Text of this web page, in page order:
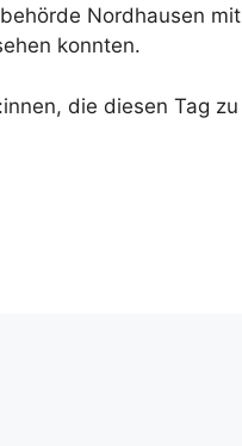
Nordhausen mit
konnten.
die diesen Tag zu